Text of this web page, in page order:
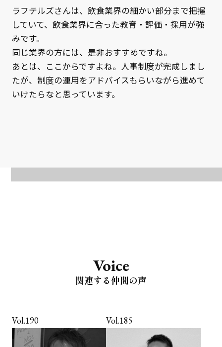
ラフテルズさんは、飲食業界の細かい部分まで把握
していて、飲食業界に合った教育・評価・採用が強
みです。
同じ業界の方には、是非おすすめですね。
あとは、ここからですよね。人事制度が完成しまし
たが、制度の運用をアドバイスもらいながら進めて
いけたらなと思っています。
Voice
関連する仲間の声
Vol.190 Vol.185